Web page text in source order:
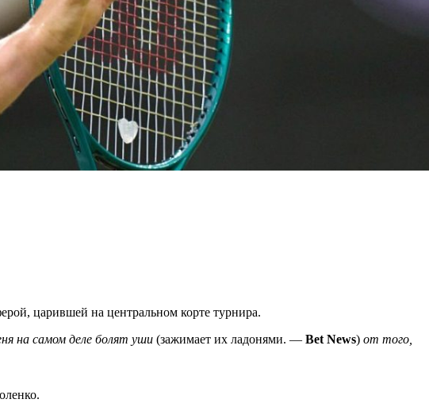
царившей на центральном корте турнира.
на самом деле болят уши (зажимает их ладонями. — Bet News) от того,